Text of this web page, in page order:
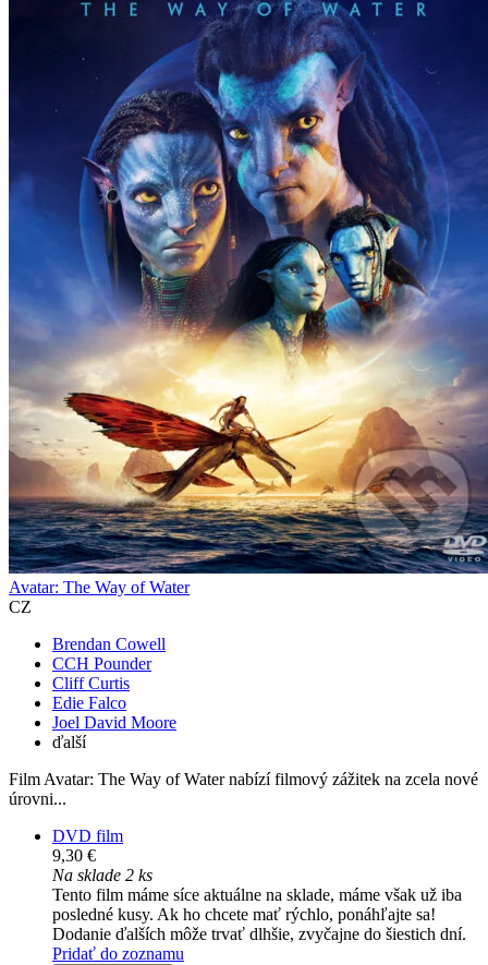
Avatar: The Way of Water
CZ
Brendan Cowell
CCH Pounder
Cliff Curtis
Edie Falco
Joel David Moore
ďalší
Film Avatar: The Way of Water nabízí filmový zážitek na zcela nové
úrovni...
DVD film
9,30 €
Na sklade 2 ks
Tento film máme síce aktuálne na sklade, máme však už iba
posledné kusy. Ak ho chcete mať rýchlo, ponáhľajte sa!
Dodanie ďalších môže trvať dlhšie, zvyčajne do šiestich dní.
Pridať do zoznamu